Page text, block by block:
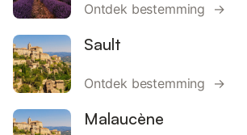
Ontdek bestemming →
Sault
Ontdek bestemming →
Malaucène